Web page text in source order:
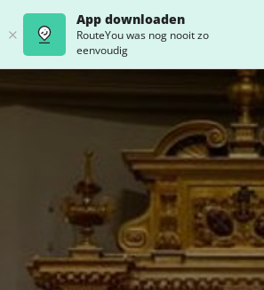
App downloaden
RouteYou was nog nooit zo
eenvoudig